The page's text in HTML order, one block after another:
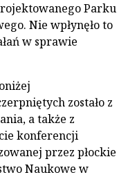
Parku
Nie wpłynęło to
w sprawie
zostało z
a także z
konferencji
przez płockie
Naukowe w